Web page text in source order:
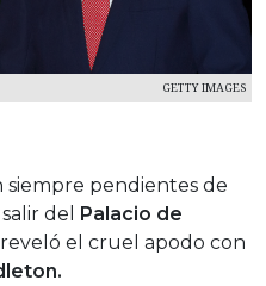
GETTY IMAGES
siempre pendientes de
del
Palacio de
reveló el cruel apodo con